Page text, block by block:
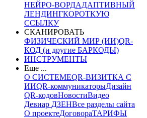
НЕЙРО-ВОРДАДАПТИВНЫЙ
ЛЕНДИНГКОРОТКУЮ
ССЫЛКУ
СКАНИРОВАТЬ
ФИЗИЧЕСКИЙ МИР (ИИ)QR-
КОД (и другие БАРКОДЫ)
ИНСТРУМЕНТЫ
Еще ...
О СИСТЕМЕQR-ВИЗИТКА С
ИИQR-коммуникаторыДизайн
QR-кодовНовостиВидео
Девиар ДЗЕНВсе разделы сайта
О проектеДоговораТАРИФЫ